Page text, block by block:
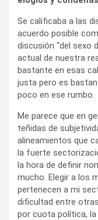
Se calificaba a las
acuerdo posible
discusión “del sexo
actual de nuestra
bastante en esas
justa pero es
poco en ese rumbo.
Me parece que en
teñidas de
alineamientos que
la fuerte
la hora de definir
mucho. Elegir a los
pertenecen a mi
dificultad entre
por cuota política, la